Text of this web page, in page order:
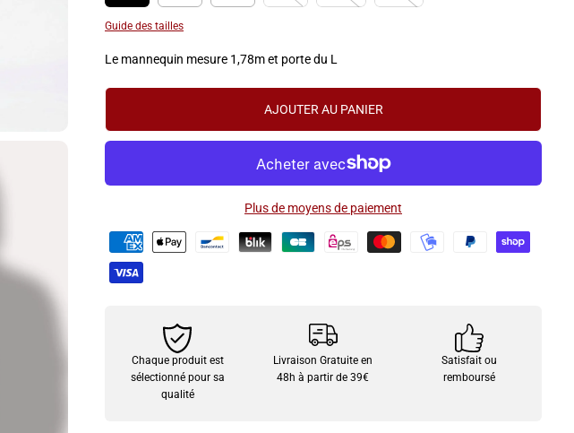
T
I
Guide des tailles
Le mannequin mesure 1,78m et porte du L
AJOUTER AU PANIER
Plus de moyens de paiement
Chaque produit est
sélectionné pour sa
qualité
Livraison Gratuite en
48h à partir de 39€
Satisfait ou
remboursé